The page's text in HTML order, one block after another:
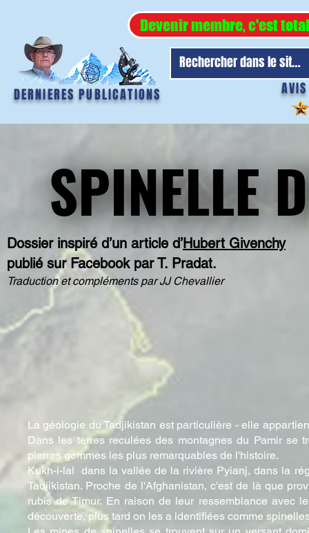
Devenir membre, c'est
DERNIERES PUBLICATIONS
SPINELLE
SPINELLE
Dossier inspiré d’un article d’Hubert Givenchy
publié sur Facebook par T. Pradat.
Traduction et compléments par JJ Chevallier
La géologie du Tadjikistan est particulière - elle
Dans les terres reculées des montagnes du Pamir se
pierres gemmes les plus remarquables de l'histoire.
Kukh-i-lal dans la vallée de la rivière Pyianj, dans la
Tadjikistan. Proche de l'Afghanistan, c'est de là que
rubis de Timur. En raison de leur ressemblance avec
découverte, plus tard on les a identifiées comme